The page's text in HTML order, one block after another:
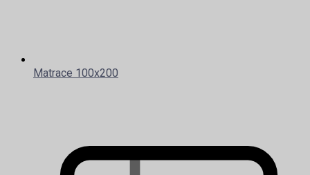
Matrace 100x200